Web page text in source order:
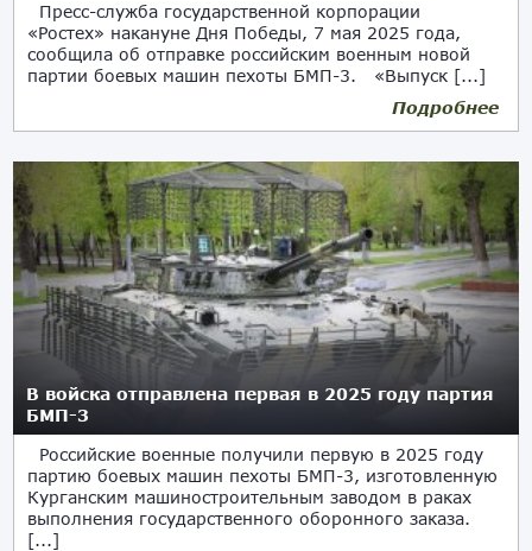
Пресс-служба государственной корпорации
«Ростех» накануне Дня Победы, 7 мая 2025 года,
сообщила об отправке российским военным новой
партии боевых машин пехоты БМП-3. «Выпуск [...]
Подробнее
В войска отправлена первая в 2025 году партия
БМП-3
Российские военные получили первую в 2025 году
партию боевых машин пехоты БМП-3, изготовленную
Курганским машиностроительным заводом в раках
выполнения государственного оборонного заказа.
[...]